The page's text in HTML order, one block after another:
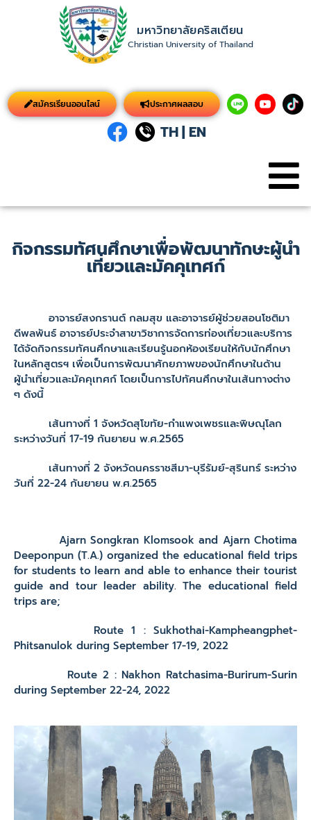
มหาวิทยาลัยคริสเตียน
Christian University of Thailand
สมัครเรียนออนไลน์ ประกาศผลสอบ
TH| EN
กิจกรรมทัศนศึกษาเพื่อพัฒนาทักษะผู้นำ
เที่ยวและมัคคุเทศก์
อาจารย์สงกรานต์ กลมสุข และอาจารย์ผู้ช่วยสอนโชติมา
ดีพลพันธ์ อาจารย์ประจำสาขาวิชาการจัดการท่องเที่ยวและบริการ
ได้จัดกิจกรรมทัศนศึกษาและเรียนรู้นอกห้องเรียนให้กับนักศึกษา
ในหลักสูตรฯ เพื่อเป็นการพัฒนาศักยภาพของนักศึกษาในด้าน
ผู้นำเที่ยวและมัคคุเทศก์ โดยเป็นการไปทัศนศึกษาในเส้นทางต่าง
ๆ ดังนี้
เส้นทางที่ 1 จังหวัดสุโขทัย-กำแพงเพชรและพิษณุโลก
ระหว่างวันที่ 17-19 กันยายน พ.ศ.2565
เส้นทางที่ 2 จังหวัดนครราชสีมา-บุรีรัมย์-สุรินทร์ ระหว่าง
วันที่ 22-24 กันยายน พ.ศ.2565
Ajarn Songkran Klomsook and Ajarn Chotima
Deeponpun (T.A.) organized the educational field trips
for students to learn and able to enhance their tourist
guide and tour leader ability. The educational field
trips are;
Route 1 : Sukhothai-Kampheangphet-
Phitsanulok during September 17-19, 2022
Route 2 : Nakhon Ratchasima-Burirum-Surin
during September 22-24, 2022